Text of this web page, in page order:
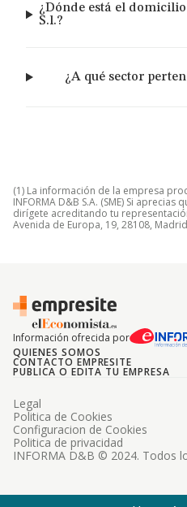
¿Dónde está el
S.l.?
¿A qué sector
(1) La información de la empresa
INFORMA D&B S.A. (SME) Si
dirígete acreditando tu
Avenida de Europa, 19, 28108,
Información ofrecida por
QUIENES SOMOS
CONTACTO EMPRESITE
PUBLICA O EDITA TU EMPRESA
INFORMA D&B © 2024. Todos
Legal
Politica de Cookies
Configuracion de Cookies
Politica de privacidad